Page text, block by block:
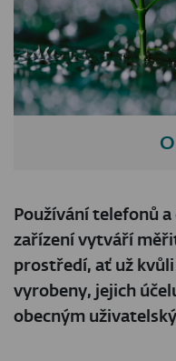
Používání telefonů
zařízení vytváří
prostředí, ať už
vyrobeny, jejich
obecným